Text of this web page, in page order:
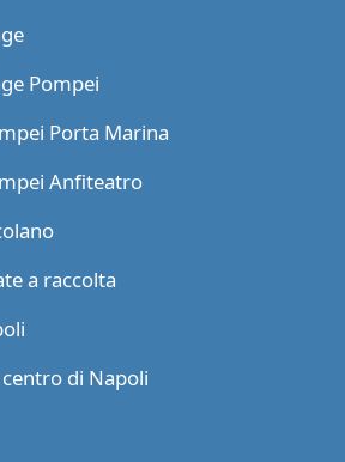
Pompei
Porta Marina
Anfiteatro
a raccolta
di Napoli